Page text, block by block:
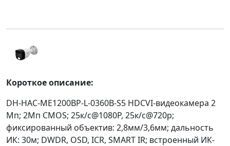
Короткое описание:
DH-HAC-ME1200BP-L-0360B-S5 HDCVI-видеокамера 2
Мп; 2Mп CMOS; 25к/с@1080P, 25к/с@720р;
фиксированный объектив: 2,8мм/3,6мм; дальность
ИК: 30м; DWDR, OSD, ICR, SMART IR; встроенный ИК-